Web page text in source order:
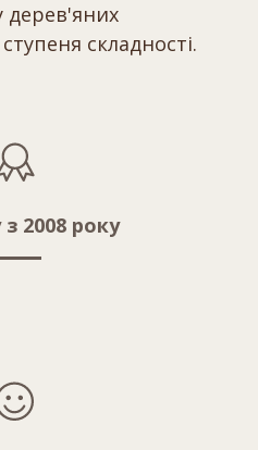
дерев'яних
складності.
2008 року